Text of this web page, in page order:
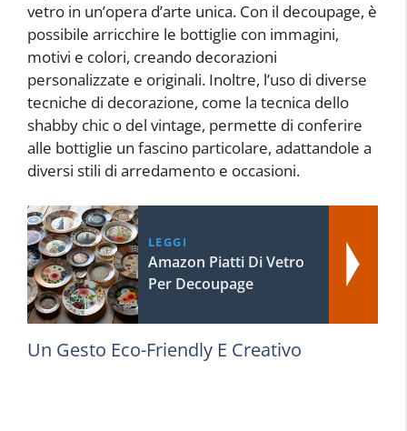
vetro in un’opera d’arte unica. Con il decoupage, è
possibile arricchire le bottiglie con immagini,
motivi e colori, creando decorazioni
personalizzate e originali. Inoltre, l’uso di diverse
tecniche di decorazione, come la tecnica dello
shabby chic o del vintage, permette di conferire
alle bottiglie un fascino particolare, adattandole a
diversi stili di arredamento e occasioni.
LEGGI
Amazon Piatti Di Vetro
Per Decoupage
Un Gesto Eco-Friendly E Creativo